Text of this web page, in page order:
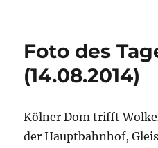
Foto des
(14.08.2014)
Kölner Dom trifft
der Hauptbahnhof,